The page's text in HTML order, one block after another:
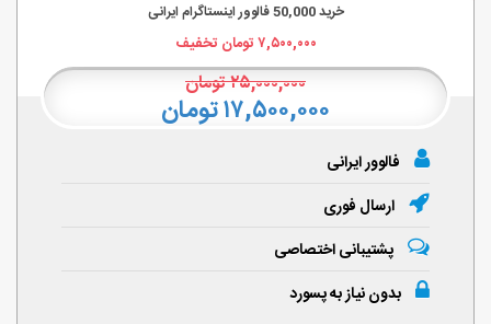
خرید50,000فالوور اینستاگرام ایرانی
۷,۵۰۰,۰۰۰تومان تخفیف
۲۵,۰۰۰,۰۰۰تومان
۱۷,۵۰۰,۰۰۰ تومان
فالوور ایرانی
ارسال فوری
پشتیبانی اختصاصی
بدون نیاز به پسورد